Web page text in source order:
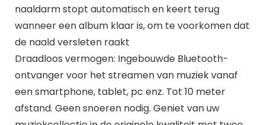
naaldarm stopt automatisch en keert terug
wanneer een album klaar is, om te voorkomen dat
de naald versleten raakt
Draadloos vermogen: Ingebouwde Bluetooth-
ontvanger voor het streamen van muziek vanaf
een smartphone, tablet, pc enz. Tot 10 meter
afstand. Geen snoeren nodig. Geniet van uw